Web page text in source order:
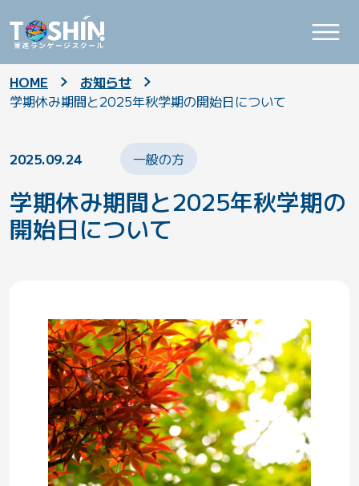
HOME
お知らせ
学期休み期間と2025年秋学期の開始日について
2025.09.24 一般の方
学期休み期間と2025年秋学期の
開始日について